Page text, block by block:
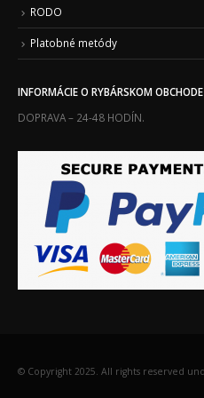
Platobné metódy
INFORMÁCIE O RYBÁRSKOM OBCHODE
DOPRAVA – 24-48 HODÍN.